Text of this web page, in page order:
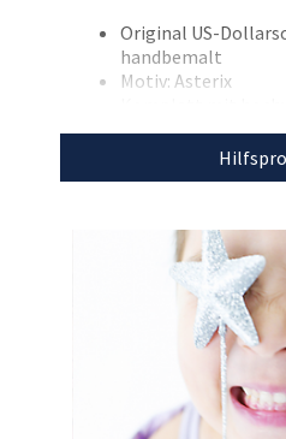
weitereeinzigartige
Zweck!
Original US-
handbemalt
Motiv: Asterix
Komplett mit
Holzbilderrahmen
Gesamtmaß
Ferino versteigert
Dollarschein mit
direkt, ohne Abzug von
Wish Deutschlandweiter.